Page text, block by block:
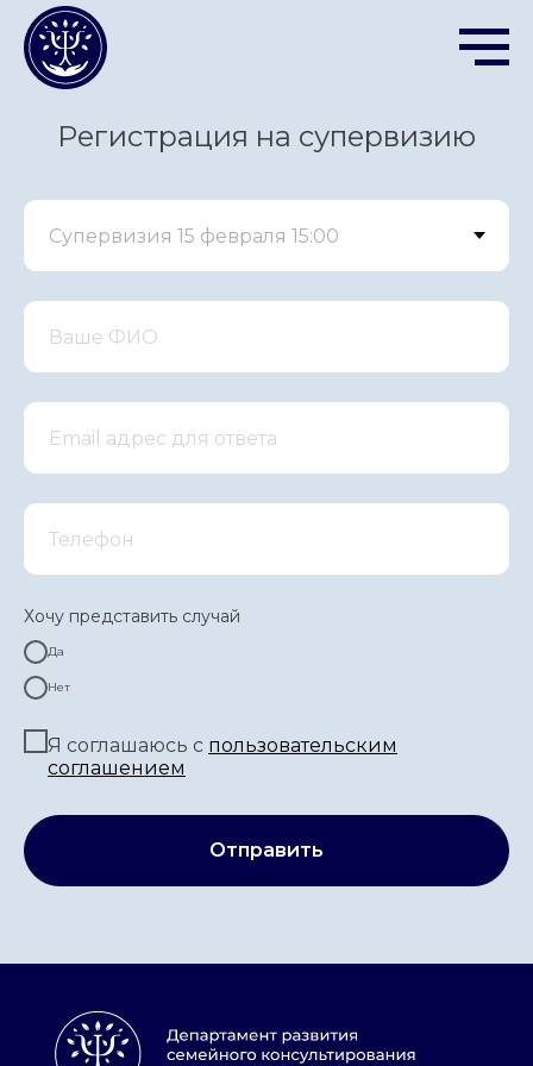
Регистрация на супервизию
Хочу представить случай
Да
Нет
Я соглашаюсь с пользовательским
соглашением
Отправить
Сведения об организации
16 + ©АНО «ДСК» 2024 -2026
Сайт сделан в АртФактор